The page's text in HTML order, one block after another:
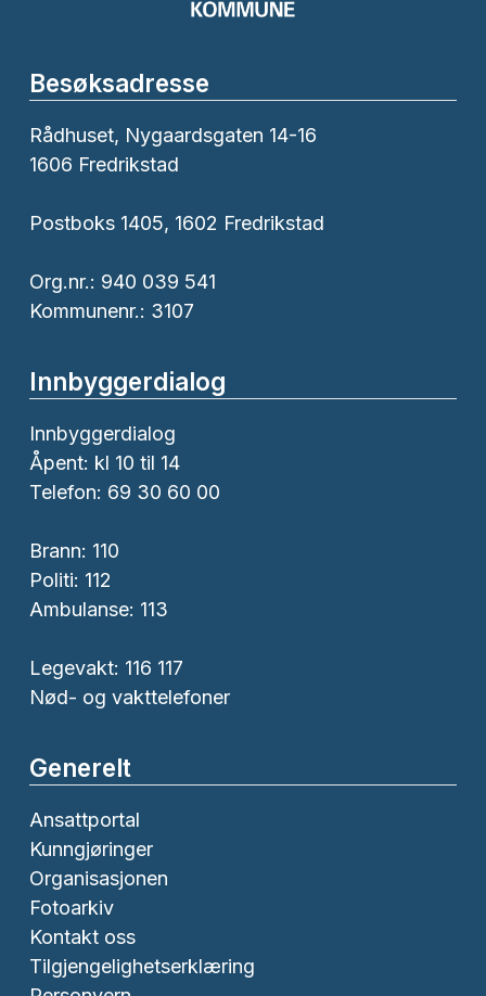
Besøksadresse
Rådhuset, Nygaardsgaten 14-16
1606 Fredrikstad
Postboks 1405, 1602 Fredrikstad
Org.nr.: 940 039 541
Kommunenr.: 3107
Innbyggerdialog
Innbyggerdialog
Åpent: kl 10 til 14
Telefon: 69 30 60 00
Brann: 110
Politi: 112
Ambulanse: 113
Legevakt: 116 117
Nød- og vakttelefoner
Generelt
Ansattportal
Kunngjøringer
Organisasjonen
Fotoarkiv
Kontakt oss
Tilgjengelighetserklæring